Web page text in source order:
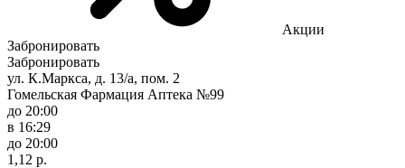
Акции
Забронировать
Забронировать
ул. К.Маркса, д. 13/а, пом. 2
Гомельская Фармация Аптека №99
до 20:00
в 16:29
до 20:00
1,12 р.